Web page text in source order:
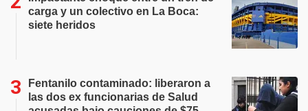
carga y un colectivo en La Boca:
siete heridos
Fentanilo contaminado: liberaron a
las dos ex funcionarias de Salud